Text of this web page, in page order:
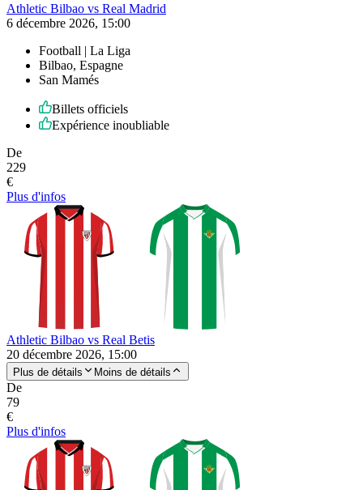
Athletic Bilbao vs Real Madrid
6 décembre 2026, 15:00
Football | La Liga
Bilbao, Espagne
San Mamés
Billets officiels
Expérience inoubliable
De
229
€
Plus d'infos
Athletic Bilbao vs Real Betis
20 décembre 2026, 15:00
Plus de détails Moins de détails
De
79
€
Plus d'infos